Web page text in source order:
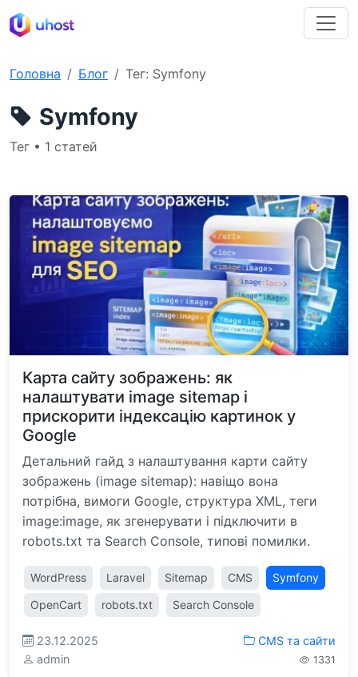
Головна Блог Тег: Symfony
Symfony
Тег • 1 статей
Карта сайту зображень: як
налаштувати image sitemap і
прискорити індексацію картинок у
Google
Детальний гайд з налаштування карти сайту
зображень (image sitemap): навіщо вона
потрібна, вимоги Google, структура XML, теги
image:image, як згенерувати і підключити в
robots.txt та Search Console, типові помилки.
WordPress Laravel Sitemap CMS
Symfony
OpenCart
robots.txt Search Console
23.12.2025
admin
CMS та сайти
1331